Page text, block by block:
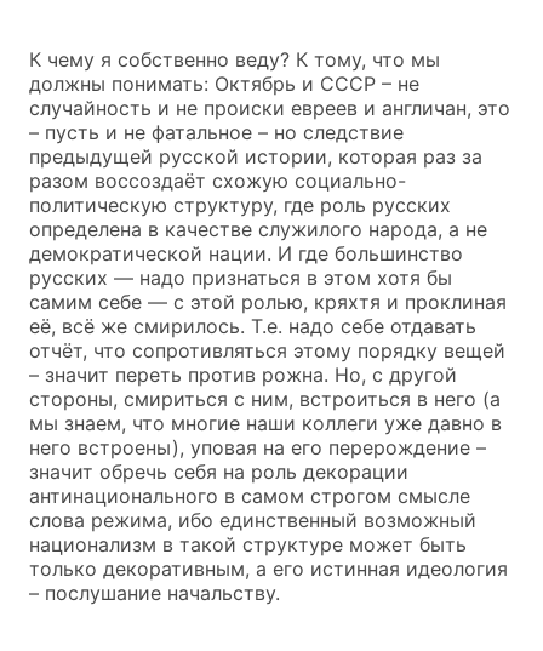
К чему я собственно веду? К тому, что мы
должны понимать: Октябрь и СССР – не
случайность и не происки евреев и англичан, это
– пусть и не фатальное – но следствие
предыдущей русской истории, которая раз за
разом воссоздаёт схожую социально-
политическую структуру, где роль русских
определена в качестве служилого народа, а не
демократической нации. И где большинство
русских — надо признаться в этом хотя бы
самим себе — с этой ролью, кряхтя и проклиная
её, всё же смирилось. Т.е. надо себе отдавать
отчёт, что сопротивляться этому порядку вещей
– значит переть против рожна. Но, с другой
стороны, смириться с ним, встроиться в него (а
мы знаем, что многие наши коллеги уже давно в
него встроены), уповая на его перерождение –
значит обречь себя на роль декорации
антинационального в самом строгом смысле
слова режима, ибо единственный возможный
национализм в такой структуре может быть
только декоративным, а его истинная идеология
– послушание начальству.